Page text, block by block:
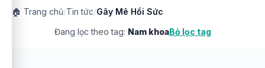
🏠 Trang chủ/Tin tức/Gây Mê Hồi Sức
Đang lọc theo tag: Nam khoaBỏ lọc tag